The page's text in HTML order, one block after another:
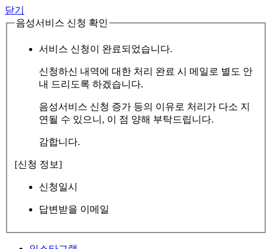
닫기
음성서비스 신청 확인
서비스 신청이 완료되었습니다.
신청하신 내역에 대한 처리 완료 시 메일로 별도 안
내 드리도록 하겠습니다.
음성서비스 신청 증가 등의 이유로 처리가 다소 지
연될 수 있으니, 이 점 양해 부탁드립니다.
감합니다.
[신청 정보]
신청일시
답변받을 이메일